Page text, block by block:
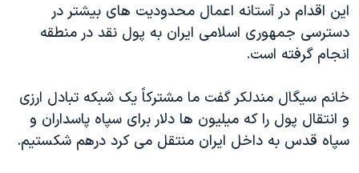
دادگاه حمید نوری
چهل سال گروگان‌گیری
اعتراضات مردمی آبان ۹۸
اسرائیل در جنگ
این اقدام در آستانه اعمال محدودیت های بیشتر در
دسترسی جمهوری اسلامی ایران به پول نقد در منطقه
انجام گرفته است.
خانم سیگال مندلکر گفت ما مشترکاً یک شبکه تبادل ارزی
و انتقال پول را که میلیون ها دلار برای سپاه پاسداران و
سپاه قدس به داخل ایران منتقل می کرد درهم شکستیم.